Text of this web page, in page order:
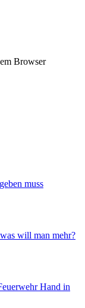
Browser
muss
will man mehr?
Hand in